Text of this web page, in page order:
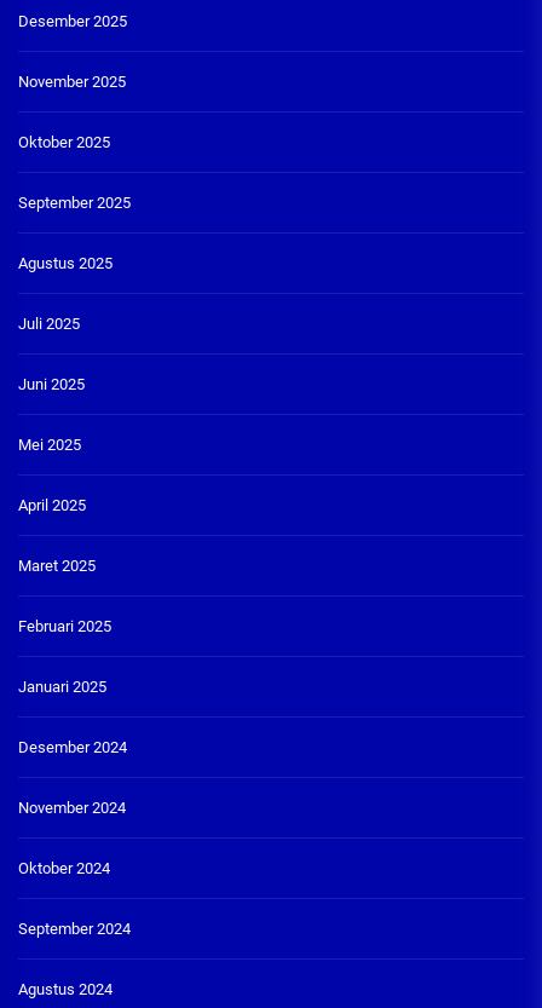
Desember 2025
November 2025
Oktober 2025
September 2025
Agustus 2025
Juli 2025
Juni 2025
Mei 2025
April 2025
Maret 2025
Februari 2025
Januari 2025
Desember 2024
November 2024
Oktober 2024
September 2024
Agustus 2024